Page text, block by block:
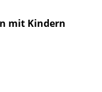
mit Kindern